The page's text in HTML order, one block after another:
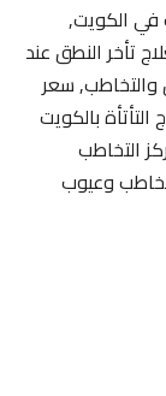
في الكويت,
تأخر النطق عند
والتخاطب, سعر
علاج التأتأة بالكويت
التخاطب
وعيوب